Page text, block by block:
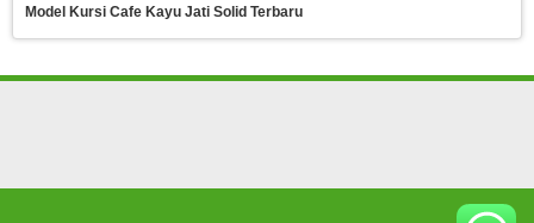
Model Kursi Cafe Kayu Jati Solid Terbaru